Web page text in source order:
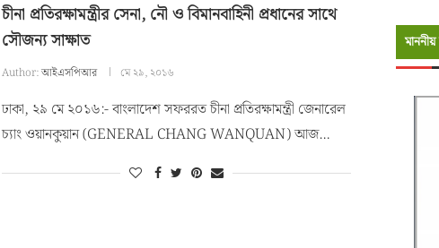
চীনা প্রতিরক্ষামন্ত্রীর সেনা, নৌ ও বিমানবাহিনী প্রধানের সাথে
সৌজন্য সাক্ষাত
Author:আইএসপিআর মে ২৯, ২০১৬
ঢাকা, ২৯ মে ২০১৬:- বাংলাদেশ সফররত চীনা প্রতিরক্ষামন্ত্রী জেনারেল
চ্যাং ওয়ানকুয়ান (GENERAL CHANG WANQUAN) আজ…